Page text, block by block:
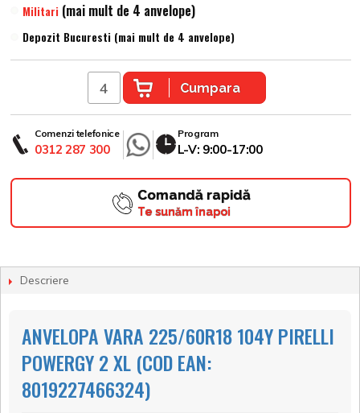
Militari (mai mult de 4 anvelope)
Depozit Bucuresti (mai mult de 4 anvelope)
Cumpara
Comenzi telefonice
0312 287 300
Program
L-V: 9:00-17:00
Comandă rapidă
Te sunăm înapoi
Descriere
ANVELOPA VARA 225/60R18 104Y PIRELLI
POWERGY 2 XL (COD EAN:
8019227466324)